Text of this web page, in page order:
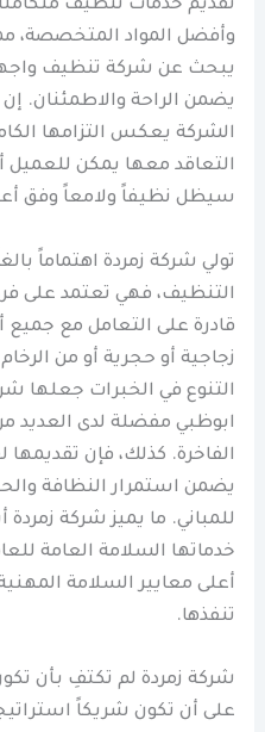
تقديم خدمات تنظيف
وأفضل المواد المتخصصة،
يبحث عن شركة تنظيف
يضمن الراحة والاطمئنان.
الشركة يعكس التزامها
التعاقد معها يمكن للعميل
سيظل نظيفاً ولامعاً وفق
تولي شركة زمردة اهتماماً
التنظيف، فهي تعتمد على
قادرة على التعامل مع جميع
زجاجية أو حجرية أو من
التنوع في الخبرات جعلها
ابوظبي مفضلة لدى العديد
الفاخرة. كذلك، فإن
يضمن استمرار النظافة
للمباني. ما يميز شركة زمردة
خدماتها السلامة العامة
أعلى معايير السلامة
تنفذها.
شركة زمردة لم تكتفِ بأن
على أن تكون شريكاً